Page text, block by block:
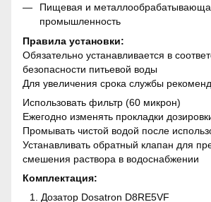
Пищевая и
промышленность
Правила установки:
Обязательно устанавливается в
безопасности питьевой воды
Для увеличения срока службы
Использовать фильтр (60 микрон)
Ежегодно изменять прокладки
Промывать чистой водой после
Устанавливать обратный клапан для
смешения раствора в водоснабжении
Комплектация:
Дозатор Dosatron D8RE5VF